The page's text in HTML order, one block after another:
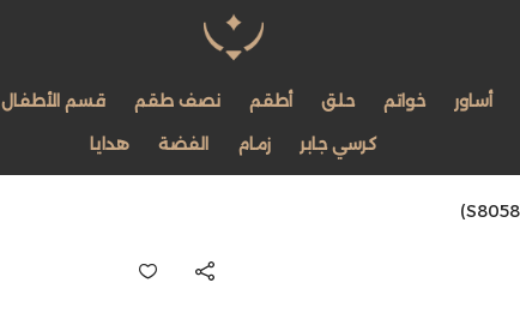
مجوهرات لمعة اللؤلؤة
أساور خواتم حلق أطقم نصف طقم قسم الأطفال
كرسي جابر
زمام الفضة هدايا